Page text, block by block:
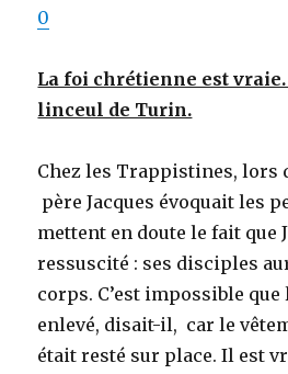
0
La foi chrétienne est
linceul de Turin.
Chez les Trappistines, lors
père Jacques évoquait les
mettent en doute le fait que
ressuscité : ses disciples
corps. C’est impossible
enlevé, disait-il, car le
était resté sur place. Il est